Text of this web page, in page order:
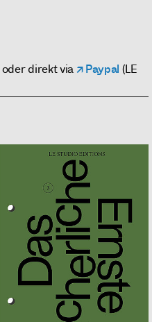
oder direkt via Paypal (LE